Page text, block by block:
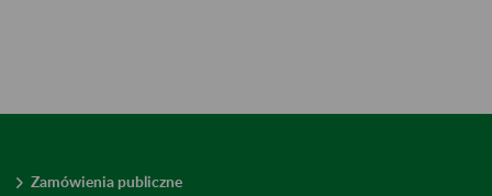
Zamówienia publiczne